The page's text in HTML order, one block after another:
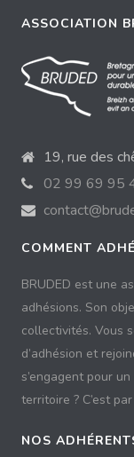
ASSOCIATION
19, rue des
02 99 69 95
COMMENT
BRUDED est une
adhésions. Son
collectivités. Vous
d’adhésion et
s’engagent pour
territoire ? C’est
NOS